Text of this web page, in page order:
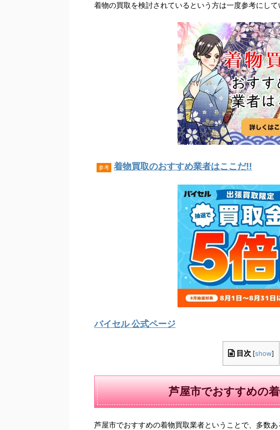
着物の買取を検討されているという方は一度参考にして
参考 着物買取のおすすめ業者はここだ!!
バイセル 公式ページ
目次 [show]
芦屋市でおすすめの
芦屋市でおすすめの着物買取業者ということで、多数あ